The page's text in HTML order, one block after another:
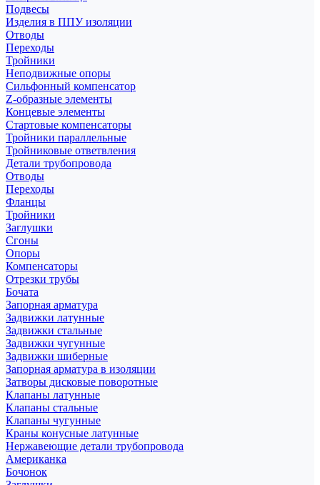
Подвесы
Изделия в ППУ изоляции
Отводы
Переходы
Тройники
Неподвижные опоры
Cильфонный компенсатор
Z-образные элементы
Концевые элементы
Стартовые компенсаторы
Тройники параллельные
Тройниковые ответвления
Детали трубопровода
Отводы
Переходы
Фланцы
Тройники
Заглушки
Сгоны
Опоры
Компенсаторы
Отрезки трубы
Бочата
Запорная арматура
Задвижки латунные
Задвижки стальные
Задвижки чугунные
Задвижки шиберные
Запорная арматура в изоляции
Затворы дисковые поворотные
Клапаны латунные
Клапаны стальные
Клапаны чугунные
Краны конусные латунные
Нержавеющие детали трубопровода
Американка
Бочонок